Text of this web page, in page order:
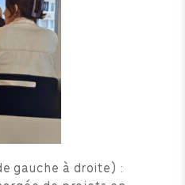
gauche à droite) :